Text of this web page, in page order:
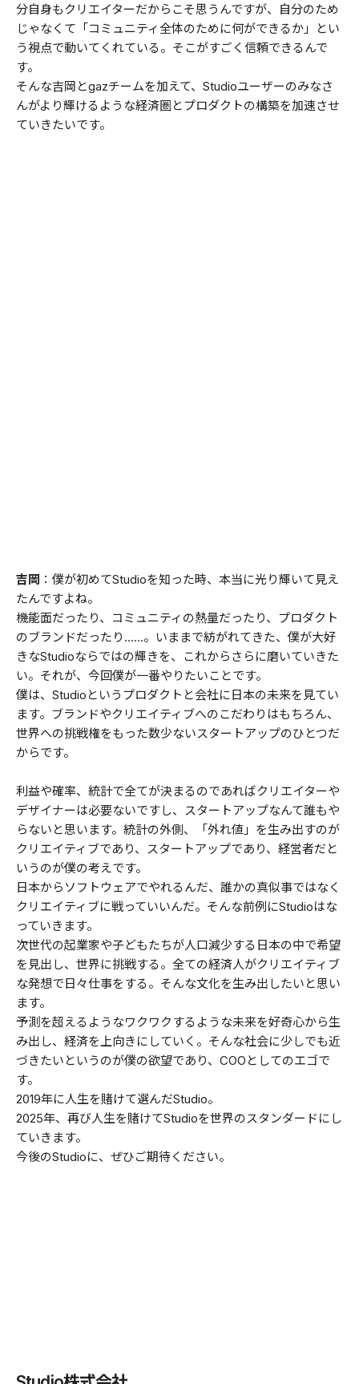
分自身もクリエイターだからこそ思うんですが、自分のため
じゃなくて「コミュニティ全体のために何ができるか」とい
う視点で動いてくれている。そこがすごく信頼できるんで
す。
そんな吉岡とgazチームを加えて、Studioユーザーのみなさ
んがより輝けるような経済圏とプロダクトの構築を加速させ
ていきたいです。
吉岡 ：僕が初めてStudioを知った時、本当に光り輝いて見え
たんですよね。
機能面だったり、コミュニティの熱量だったり、プロダクト
のブランドだったり……。いままで紡がれてきた、僕が大好
きなStudioならではの輝きを、これからさらに磨いていきた
い。それが、今回僕が一番やりたいことです。
僕は、Studioというプロダクトと会社に日本の未来を見てい
ます。ブランドやクリエイティブへのこだわりはもちろん、
世界への挑戦権をもった数少ないスタートアップのひとつだ
からです。
利益や確率、統計で全てが決まるのであればクリエイターや
デザイナーは必要ないですし、スタートアップなんて誰もや
らないと思います。統計の外側、「外れ値」を生み出すのが
クリエイティブであり、スタートアップであり、経営者だと
いうのが僕の考えです。
日本からソフトウェアでやれるんだ、誰かの真似事ではなく
クリエイティブに戦っていいんだ。そんな前例にStudioはな
っていきます。
次世代の起業家や子どもたちが人口減少する日本の中で希望
を見出し、世界に挑戦する。全ての経済人がクリエイティブ
な発想で日々仕事をする。そんな文化を生み出したいと思い
ます。
予測を超えるようなワクワクするような未来を好奇心から生
み出し、経済を上向きにしていく。そんな社会に少しでも近
づきたいというのが僕の欲望であり、COOとしてのエゴで
す。
2019年に人生を賭けて選んだStudio。
2025年、再び人生を賭けてStudioを世界のスタンダードにし
ていきます。
今後のStudioに、ぜひご期待ください。